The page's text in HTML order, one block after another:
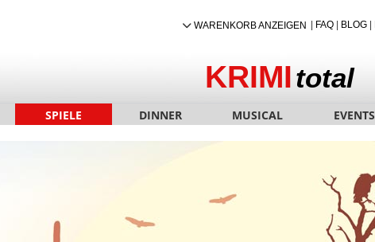
FAQ| BLOG|
WARENKORB ANZEIGEN
KRIMItotal
SPIELE DINNER MUSICAL EVENTS